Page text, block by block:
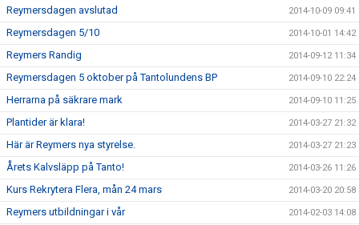
Reymersdagen avslutad 2014-10-09 09:41
Reymersdagen 5/10 2014-10-01 14:42
Reymers Randig 2014-09-12 11:34
Reymersdagen 5 oktober på Tantolundens BP 2014-09-10 22:24
Herrarna på säkrare mark 2014-09-10 11:25
Plantider är klara! 2014-03-27 21:32
Här är Reymers nya styrelse. 2014-03-27 21:23
Årets Kalvsläpp på Tanto! 2014-03-26 11:26
Kurs Rekrytera Flera, mån 24 mars 2014-03-20 20:58
Reymers utbildningar i vår 2014-02-03 14:08